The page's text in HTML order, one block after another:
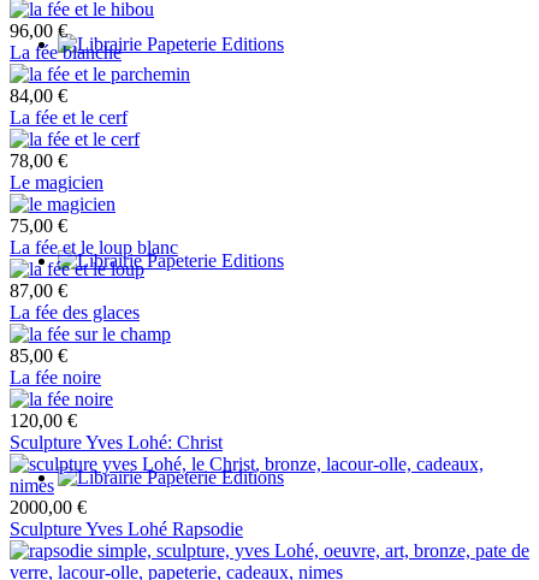
96,00 €
La fée blanche
84,00 €
La fée et le cerf
78,00 €
Le magicien
75,00 €
La fée et le loup blanc
87,00 €
La fée des glaces
85,00 €
La fée noire
120,00 €
Sculpture Yves Lohé: Christ
2000,00 €
Sculpture Yves Lohé Rapsodie